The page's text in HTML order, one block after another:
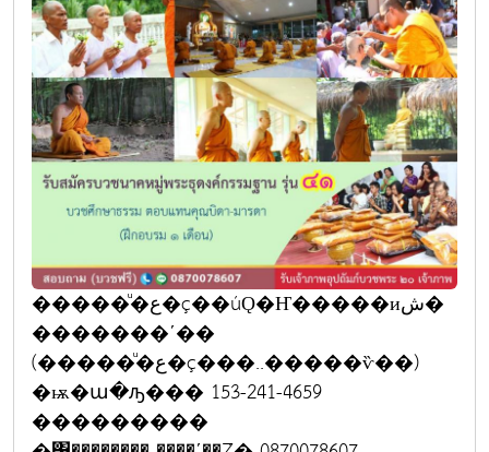
�����ͧ�ع�ç��úǪ�Ҥ�����иش�
�������ʹ��
(�����ͧ�ع�ç���..�����ѷ��)
�ѭ�ա�ԡ��� 153-241-4659
���������